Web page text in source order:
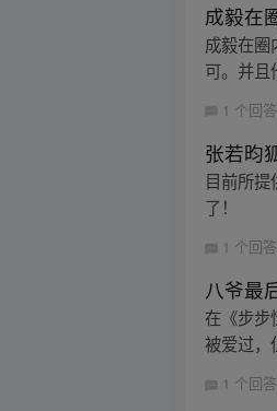
成毅在
成毅在圈
可。并且
1 个回答
张若昀
目前所
了！
1 个回
八爷最
在《步步
被爱过，
1 个回